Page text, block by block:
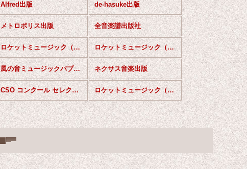
Alfred出版 de-hasuke出版
メトロポリス出版 全音楽譜出版社
ロケットミュージック（カラフル版） ロケットミュージック（ソロコンテスト・レパートリー）Bbクラリネット
風の音ミュージックパブリッシング ネクサス音楽出版
CSO コンクール セレクション（ソロ・セレクション） ロケットミュージック（Akaneシリーズ）